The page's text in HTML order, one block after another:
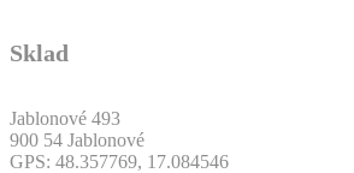
Sklad
Jablonové 493
900 54 Jablonové
GPS: 48.357769, 17.084546